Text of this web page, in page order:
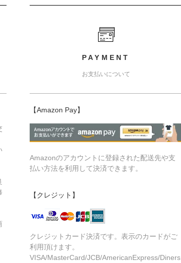
PAYMENT
お支払いについて
【Amazon Pay】
Amazonのアカウントに登録された配送先や支
払い方法を利用して決済できます。
【クレジット】
クレジットカード決済です。表示のカードがご
利用頂けます。
VISA/MasterCard/JCB/AmericanExpress/Diners